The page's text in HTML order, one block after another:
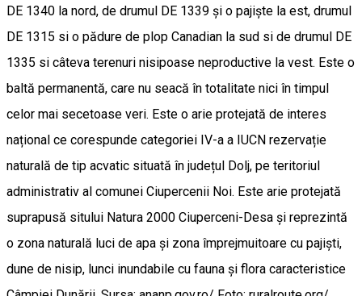
DE 1340 la nord, de drumul DE 1339 și o pajiște la est, drumul
DE 1315 si o pădure de plop Canadian la sud si de drumul DE
1335 si câteva terenuri nisipoase neproductive la vest. Este o
baltă permanentă, care nu seacă în totalitate nici în timpul
celor mai secetoase veri. Este o arie protejată de interes
național ce corespunde categoriei IV-a a IUCN rezervație
naturală de tip acvatic situată în județul Dolj, pe teritoriul
administrativ al comunei Ciupercenii Noi. Este arie protejată
suprapusă sitului Natura 2000 Ciuperceni-Desa și reprezintă
o zona naturală luci de apa și zona împrejmuitoare cu pajiști,
dune de nisip, lunci inundabile cu fauna și flora caracteristice